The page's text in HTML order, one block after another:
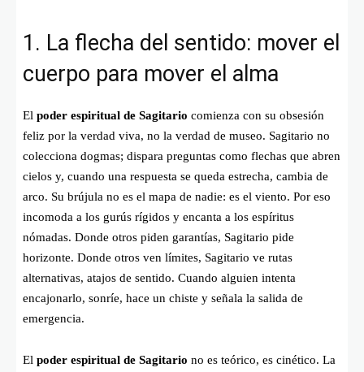
1. La flecha del sentido: mover el
cuerpo para mover el alma
El poder espiritual de Sagitario comienza con su obsesión
feliz por la verdad viva, no la verdad de museo. Sagitario no
colecciona dogmas; dispara preguntas como flechas que abren
cielos y, cuando una respuesta se queda estrecha, cambia de
arco. Su brújula no es el mapa de nadie: es el viento. Por eso
incomoda a los gurús rígidos y encanta a los espíritus
nómadas. Donde otros piden garantías, Sagitario pide
horizonte. Donde otros ven límites, Sagitario ve rutas
alternativas, atajos de sentido. Cuando alguien intenta
encajonarlo, sonríe, hace un chiste y señala la salida de
emergencia.
El poder espiritual de Sagitario no es teórico, es cinético. La